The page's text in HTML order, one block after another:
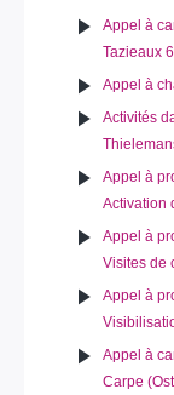
Appel à
Tazieaux
Appel à
Activités
Appel à
Activation
Appel à
Visites de
Appel à
Appel à
Carpe